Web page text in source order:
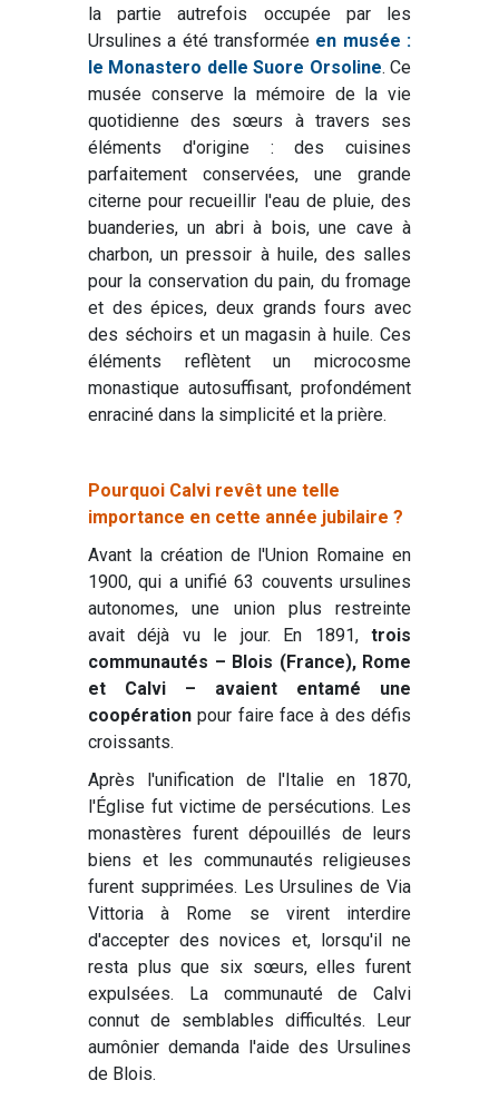
la partie autrefois occupée par les
Ursulines a été transformée en musée :
le Monastero delle Suore Orsoline. Ce
musée conserve la mémoire de la vie
quotidienne des sœurs à travers ses
éléments d'origine : des cuisines
parfaitement conservées, une grande
citerne pour recueillir l'eau de pluie, des
buanderies, un abri à bois, une cave à
charbon, un pressoir à huile, des salles
pour la conservation du pain, du fromage
et des épices, deux grands fours avec
des séchoirs et un magasin à huile. Ces
éléments reflètent un microcosme
monastique autosuffisant, profondément
enraciné dans la simplicité et la prière.
Pourquoi Calvi revêt une telle
importance en cette année jubilaire ?
Avant la création de l'Union Romaine en
1900, qui a unifié 63 couvents ursulines
autonomes, une union plus restreinte
avait déjà vu le jour. En 1891,trois
communautés – Blois (France), Rome
et Calvi – avaient entamé une
coopération pour faire face à des défis
croissants.
Après l'unification de l'Italie en 1870,
l'Église fut victime de persécutions. Les
monastères furent dépouillés de leurs
biens et les communautés religieuses
furent supprimées. Les Ursulines de Via
Vittoria à Rome se virent interdire
d'accepter des novices et, lorsqu'il ne
resta plus que six sœurs, elles furent
expulsées. La communauté de Calvi
connut de semblables difficultés. Leur
aumônier demanda l'aide des Ursulines
de Blois.